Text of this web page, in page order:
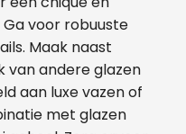
voor robuuste
Maak naast
van andere glazen
aan luxe vazen of
met glazen